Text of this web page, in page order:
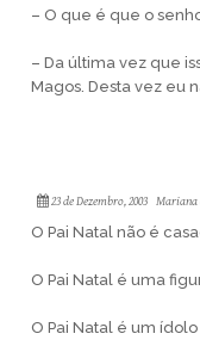
– O que é que o
– Da última vez que
Magos. Desta vez eu
23 de Dezembro, 2003 Mariana
O Pai Natal não é
O Pai Natal é uma
O Pai Natal é um